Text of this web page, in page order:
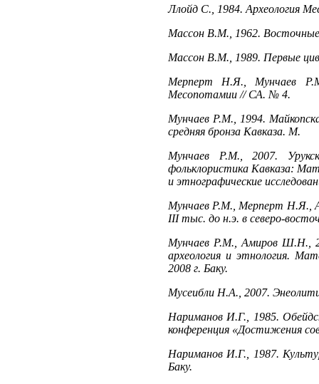
Ллойд С., 1984. Археология
Массон В.М., 1962.
Массон В.М., 1989. Первые
Мерперт Н.Я., Мунчаев
Месопотамии // СА. № 4.
Мунчаев Р.М., 1994.
средняя бронза Кавказа. М.
Мунчаев Р.М., 2007.
фольклористика Кавказа:
и этнографические
Мунчаев Р.М., Мерперт Н.Я.,
III тыс. до н.э. в северо-
Мунчаев Р.М., Амиров Ш.Н.,
археология и этнология.
2008 г. Баку.
Мусеибли Н.А., 2007.
Нариманов И.Г., 1985.
конференция «Достижения
Нариманов И.Г., 1987.
Баку.